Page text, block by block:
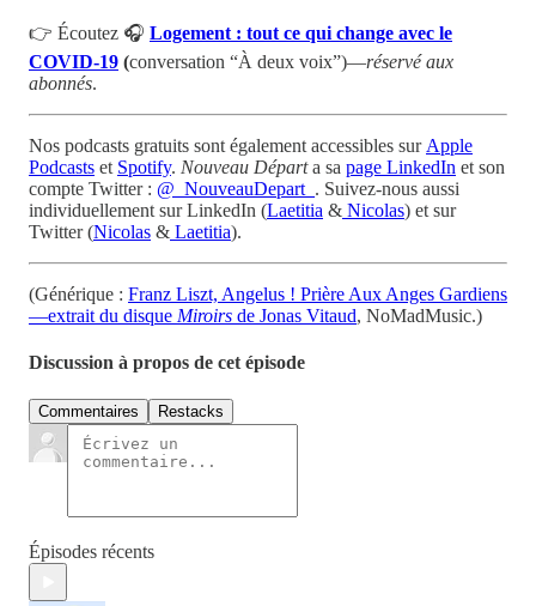
👉 Écoutez 🎧 Logement : tout ce qui change avec le
COVID-19 (conversation “À deux voix”)—réservé aux
abonnés.
Nos podcasts gratuits sont également accessibles sur Apple
Podcasts et Spotify. Nouveau Départa sa page LinkedIn et son
compte Twitter : @_NouveauDepart_ . Suivez-nous aussi
individuellement sur LinkedIn (Laetitia & Nicolas) et sur
Twitter (Nicolas & Laetitia).
(Générique : Franz Liszt, Angelus ! Prière Aux Anges Gardiens
—extrait du disque Miroirs de Jonas Vitaud, NoMadMusic.)
Discussion à propos de cet épisode
Commentaires Restacks
Épisodes récents